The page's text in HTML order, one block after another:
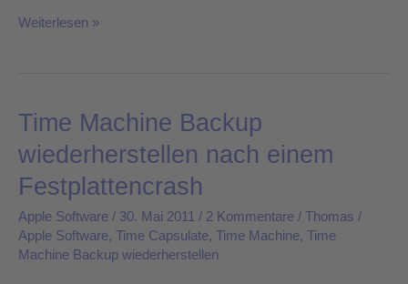
Weiterlesen »
Time Machine Backup
wiederherstellen nach einem
Festplattencrash
Apple Software / 30. Mai 2011 / 2 Kommentare / Thomas /
Apple Software, Time Capsulate, Time Machine, Time
Machine Backup wiederherstellen
Time
Machine
Backup
wiederherstellen
nach
einem
Festplattencrash